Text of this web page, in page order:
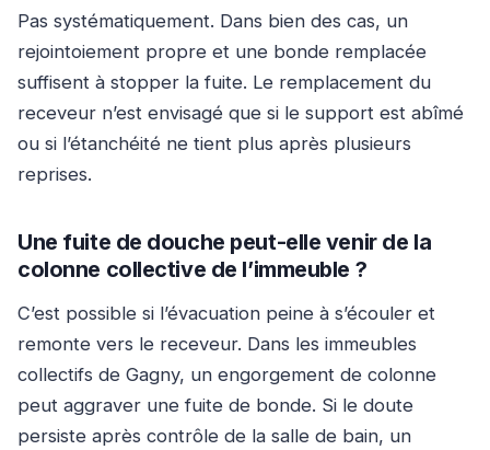
Pas systématiquement. Dans bien des cas, un
rejointoiement propre et une bonde remplacée
suffisent à stopper la fuite. Le remplacement du
receveur n’est envisagé que si le support est abîmé
ou si l’étanchéité ne tient plus après plusieurs
reprises.
Une fuite de douche peut-elle venir de la
colonne collective de l’immeuble ?
C’est possible si l’évacuation peine à s’écouler et
remonte vers le receveur. Dans les immeubles
collectifs de Gagny, un engorgement de colonne
peut aggraver une fuite de bonde. Si le doute
persiste après contrôle de la salle de bain, un